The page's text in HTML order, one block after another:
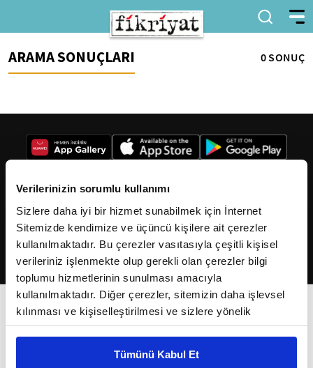
Verilerinizin sorumlu kullanımı
Sizlere daha iyi bir hizmet sunabilmek için İnternet
Sitemizde kendimize ve üçüncü kişilere ait çerezler
kullanılmaktadır. Bu çerezler vasıtasıyla çeşitli kişisel
verileriniz işlenmekte olup gerekli olan çerezler bilgi
toplumu hizmetlerinin sunulması amacıyla
kullanılmaktadır. Diğer çerezler, sitemizin daha işlevsel
kılınması ve kişiselleştirilmesi ve sizlere yönelik
reklam/pazarlama faaliyetlerinin yapılması, amaçlarıyla
Çerezlere ilişkin tercihlerinizi çerez paneli vasıtasıyla
Tümünü Kabul Et
ARAMA SONUÇLARI 0 SONUÇ
2026Fikriyat. Tüm hakları saklıdır.